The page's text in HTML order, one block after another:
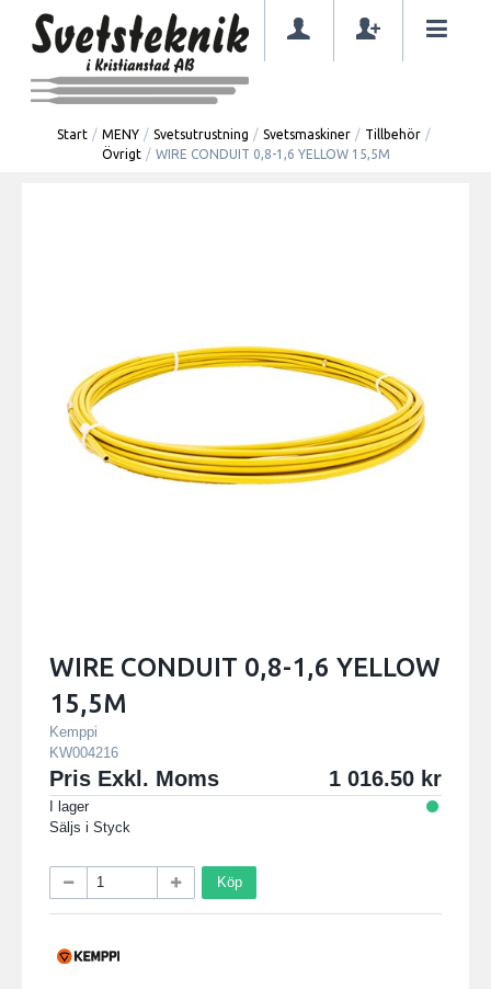
Start / MENY / Svetsutrustning / Svetsmaskiner / Tillbehör /
Övrigt / WIRE CONDUIT 0,8-1,6 YELLOW 15,5M
WIRE CONDUIT 0,8-1,6 YELLOW
15,5M
Kemppi
KW004216
Pris Exkl. Moms 1 016.50
I lager
Säljs i Styck
Köp